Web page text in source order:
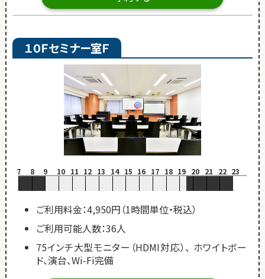
１０Ｆセミナー室Ｆ
7 8 9 10 11 12 13 14 15 16 17 18 19 20 21 22 23
ご利用料金：4,950円（1時間単位・税込）
ご利用可能人数：36人
75インチ大型モニター（HDMI対応）、 ホワイトボー
ド、演台、Wi-Fi完備